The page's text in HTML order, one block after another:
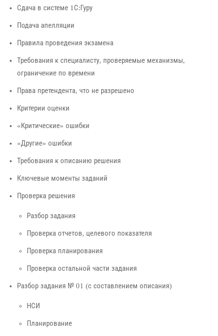
Сдача в системе 1С:Гуру
Подача апелляции
Правила проведения экзамена
Требования к специалисту, проверяемые механизмы,
ограничение по времени
Права претендента, что не разрешено
Критерии оценки
«Критические» ошибки
«Другие» ошибки
Требования к описанию решения
Ключевые моменты заданий
Проверка решения
Разбор задания
Проверка отчетов, целевого показателя
Проверка планирования
Проверка остальной части задания
Разбор задания № 01 (с составлением описания)
НСИ
Планирование